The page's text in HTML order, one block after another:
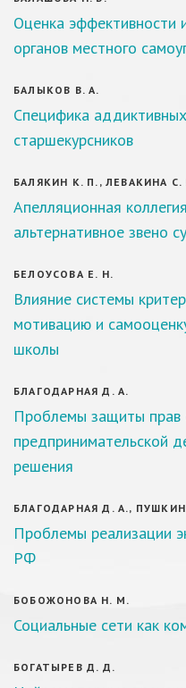
Оценка эффективности
органов местного
БАЛЫКОВ В. А.
Специфика
старшекурсников
БАЛЯКИН К. П., ЛЕВАКИНА С.
Апелляционная
альтернативное звено
БЕЛОУСОВА Е. Н.
Влияние системы
мотивацию и
школы
БЛАГОДАРНАЯ Д. А.
Проблемы защиты прав
предпринимательской
решения
БЛАГОДАРНАЯ Д. А.,
Проблемы реализации
РФ
БОБОЖОНОВА Н. М.
Социальные сети как
БОГАТЫРЕВ Д. Д.